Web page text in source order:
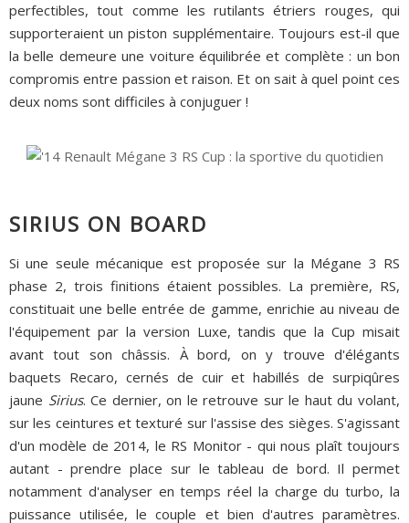
perfectibles, tout comme les rutilants étriers rouges, qui
supporteraient un piston supplémentaire. Toujours est-il que
la belle demeure une voiture équilibrée et complète : un bon
compromis entre passion et raison. Et on sait à quel point ces
deux noms sont difficiles à conjuguer !
SIRIUS ON BOARD
Si une seule mécanique est proposée sur la Mégane 3 RS
phase 2, trois finitions étaient possibles. La première, RS,
constituait une belle entrée de gamme, enrichie au niveau de
l'équipement par la version Luxe, tandis que la Cup misait
avant tout son châssis. À bord, on y trouve d'élégants
baquets Recaro, cernés de cuir et habillés de surpiqûres
jaune Sirius. Ce dernier, on le retrouve sur le haut du volant,
sur les ceintures et texturé sur l'assise des sièges. S'agissant
d'un modèle de 2014, le RS Monitor - qui nous plaît toujours
autant - prendre place sur le tableau de bord. Il permet
notamment d'analyser en temps réel la charge du turbo, la
puissance utilisée, le couple et bien d'autres paramètres.